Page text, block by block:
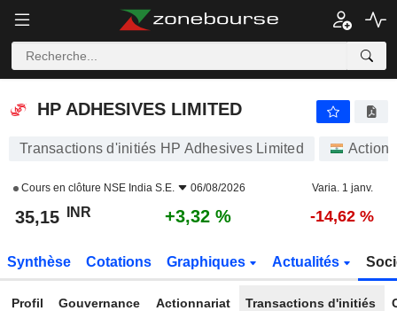
HP ADHESIVES LIMITED
HP ADHESIVES LIMITED
Transactions d'initiés HP Adhesives Limited Actions
Cours en clôture NSE India S.E. 06/08/2026 Varia. 1 janv.
35,15 INR +3,32 % -14,62 %
Synthèse Cotations Graphiques Actualités
Profil Gouvernance Actionnariat Transactions d'initiés